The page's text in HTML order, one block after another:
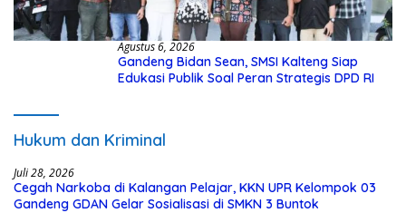
Agustus 6, 2026
Gandeng Bidan Sean, SMSI Kalteng Siap
Edukasi Publik Soal Peran Strategis DPD RI
Hukum dan Kriminal
Juli 28, 2026
Cegah Narkoba di Kalangan Pelajar, KKN UPR Kelompok 03
Gandeng GDAN Gelar Sosialisasi di SMKN 3 Buntok